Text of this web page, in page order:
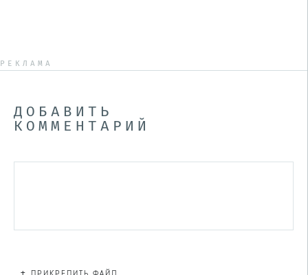
РЕКЛАМА
ДОБАВИТЬ
КОММЕНТАРИЙ
+